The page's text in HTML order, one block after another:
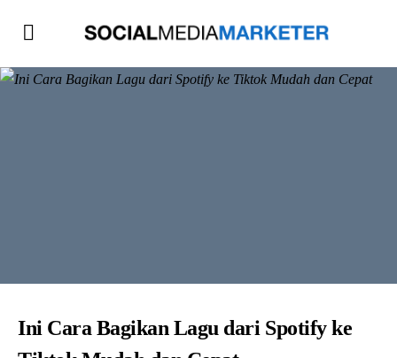
Ini Cara Bagikan Lagu dari Spotify ke